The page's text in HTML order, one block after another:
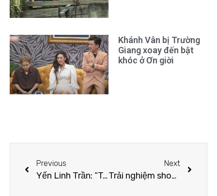
Khánh Vân bị Trường
Giang xoay đến bật
khóc ở Ơn giời
Previous
Yến Linh Trần: “Tôi muốn khẳng định mình với vai trò là một người mẫu chuyên nghiệp”
Next
Trải nghiệm show diễn đầu tiên của Yến Linh Trần: “Tôi run nhưng rất tự hào”